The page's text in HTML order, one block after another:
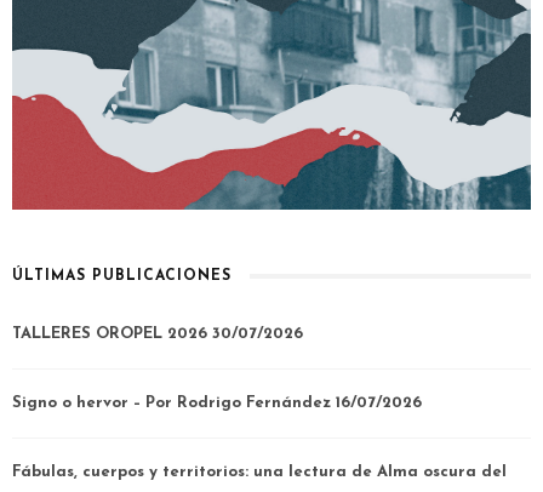
ÚLTIMAS PUBLICACIONES
TALLERES OROPEL 2026 30/07/2026
Signo o hervor – Por Rodrigo Fernández 16/07/2026
Fábulas, cuerpos y territorios: una lectura de Alma oscura del